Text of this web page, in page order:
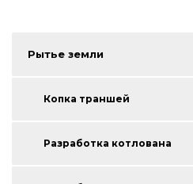
Рытье земли
Копка траншей
Разработка котлована